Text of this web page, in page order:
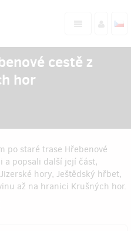
cestě z
hor
po staré trase Hřebenové
a popsali další její část,
hory, Ještědský hřbet,
až na hranici Krušných hor.